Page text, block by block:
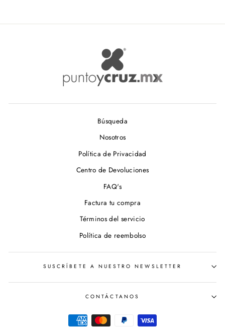
Búsqueda
Nosotros
Política de Privacidad
Centro de Devoluciones
FAQ's
Factura tu compra
Términos del servicio
Política de reembolso
SUSCRÍBETE A NUESTRO NEWSLETTER
CONTÁCTANOS